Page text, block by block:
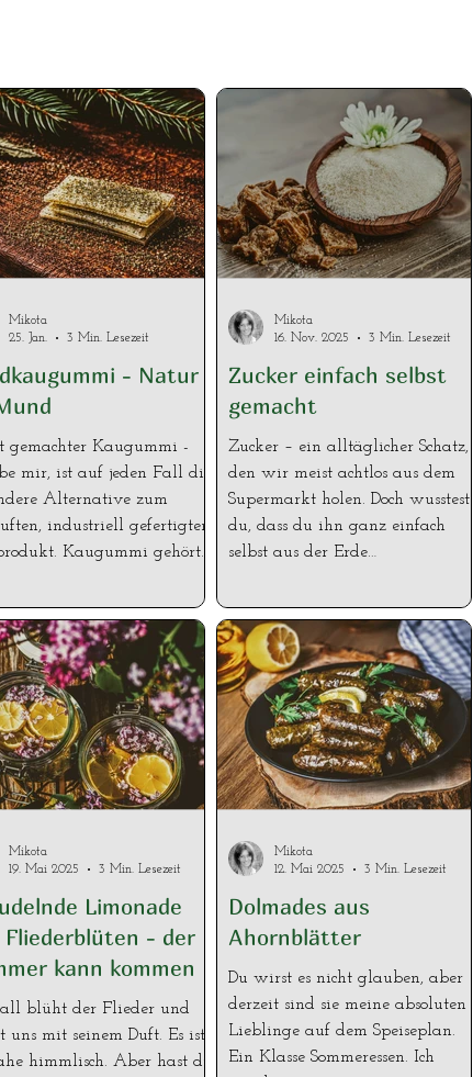
- Natur
gemachter Kaugummi -
mir, ist auf jeden Fall die
Alternative zum
industriell gefertigten
Kaugummi gehört
Essen, unterwegs oder
aus Gewohnheit. Doch ein
auf die Zutatenliste
Kaugummis
Fragen auf. Immer mehr
interessieren sich
für selbst gemachten
aus natürlichen
und ohne
Zusatzstoffe. Aber
steht ko
Mikota
25. Jan.
3 Min. Lesezeit
Zucker einfach selbst
gemacht
Zucker – ein alltäglicher Schatz,
den wir meist achtlos aus dem
Supermarkt holen. Doch wusstest
du, dass du ihn ganz einfach
selbst aus der Erde
vermutlich klingt der Titel etwas
seltsam, "Zucker selbstgemacht",
denn grundsätzlich sollten wir
versuchen auf so viel Zucker wie
möglich zu verzichten, nichts
desto Trotz ist er für viele Dinge,
z. B: konservieren von
Lebensmitteln, oft unverzichtbar.
Außerdem macht es sehr wohl
einen Unterschied, ob der Z
Mikota
16. Nov. 2025
3 Min. Lesezeit
Limonade
Fliederblüten - der
kann kommen
blüht der Flieder und
uns mit seinem Duft. Es ist
himmlisch. Aber hast du
Mikota
19. Mai 2025
3 Min. Lesezeit
Dolmades aus
Ahornblätter
Du wirst es nicht glauben, aber
derzeit sind sie meine absoluten
Lieblinge auf dem Speiseplan.
Ein Klasse Sommeressen. Ich
Mikota
12. Mai 2025
3 Min. Lesezeit